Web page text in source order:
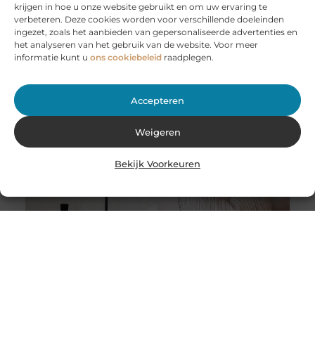
krijgen in hoe u onze website gebruikt en om uw ervaring te
verbeteren. Deze cookies worden voor verschillende doeleinden
ingezet, zoals het aanbieden van gepersonaliseerde advertenties en
het analyseren van het gebruik van de website. Voor meer
informatie kunt u ons cookiebeleid raadplegen.
Accepteren
Weigeren
Bekijk Voorkeuren
Huur een aanhanger of autoambulance bij JobCar –
Voor elk vervoer de juiste oplossing
Bij JobCar in Etten-Leur bent u aan het juiste adres voor
het huren van aanhangers en autoambulances. Of u nu